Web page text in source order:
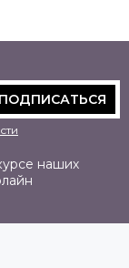
ПОДПИСАТЬСЯ
наших